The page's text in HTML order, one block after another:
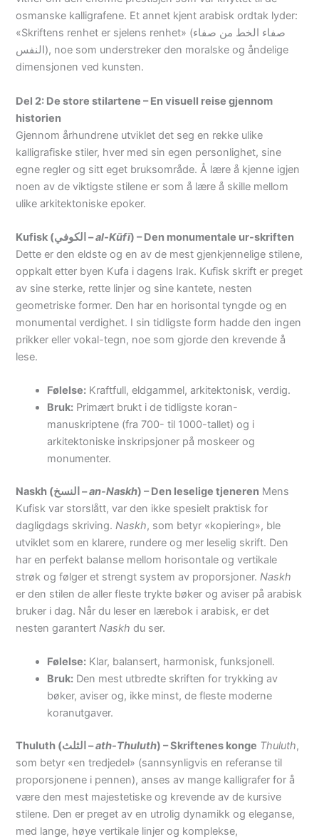
osmanske kalligrafene. Et annet kjent arabisk ordtak lyder:
«Skriftens renhet er sjelens renhet» (صفاء الخط من صفاء
النفس), noe som understreker den moralske og åndelige
dimensjonen ved kunsten.
Del 2: De store stilartene – En visuell reise gjennom
historien
Gjennom århundrene utviklet det seg en rekke ulike
kalligrafiske stiler, hver med sin egen personlighet, sine
egne regler og sitt eget bruksområde. Å lære å kjenne igjen
noen av de viktigste stilene er som å lære å skille mellom
ulike arkitektoniske epoker.
Kufisk (الكوفي –al-Kūfī) – Den monumentale ur-skriften
Dette er den eldste og en av de mest gjenkjennelige stilene,
oppkalt etter byen Kufa i dagens Irak. Kufisk skrift er preget
av sine sterke, rette linjer og sine kantete, nesten
geometriske former. Den har en horisontal tyngde og en
monumental verdighet. I sin tidligste form hadde den ingen
prikker eller vokal-tegn, noe som gjorde den krevende å
lese.
Følelse: Kraftfull, eldgammel, arkitektonisk, verdig.
Bruk: Primært brukt i de tidligste koran-
manuskriptene (fra 700- til 1000-tallet) og i
arkitektoniske inskripsjoner på moskeer og
monumenter.
Naskh (النسخ –an-Naskh) – Den leselige tjeneren Mens
Kufisk var storslått, var den ikke spesielt praktisk for
dagligdags skriving.Naskh, som betyr «kopiering», ble
utviklet som en klarere, rundere og mer leselig skrift. Den
har en perfekt balanse mellom horisontale og vertikale
strøk og følger et strengt system av proporsjoner.Naskh
er den stilen de aller fleste trykte bøker og aviser på arabisk
bruker i dag. Når du leser en lærebok i arabisk, er det
nesten garantertNaskh du ser.
Følelse: Klar, balansert, harmonisk, funksjonell.
Bruk: Den mest utbredte skriften for trykking av
bøker, aviser og, ikke minst, de fleste moderne
koranutgaver.
Thuluth (الثلث –ath-Thuluth) – Skriftenes konge Thuluth,
som betyr «en tredjedel» (sannsynligvis en referanse til
proporsjonene i pennen), anses av mange kalligrafer for å
være den mest majestetiske og krevende av de kursive
stilene. Den er preget av en utrolig dynamikk og eleganse,
med lange, høye vertikale linjer og komplekse,